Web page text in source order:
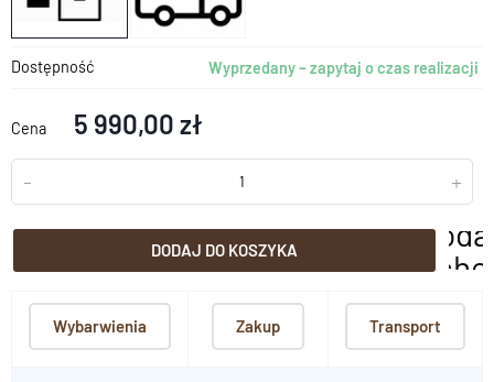
Dostępność Wyprzedany – zapytaj o czas realizacji
Cena 5 990,00 zł
- +
DODAJ DO KOSZYKA
Wybarwienia Zakup Transport